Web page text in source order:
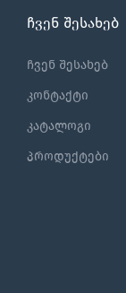
ჩვენ შესახებ
ჩვენ შესახებ
კონტაქტი
კატალოგი
პროდუქტები